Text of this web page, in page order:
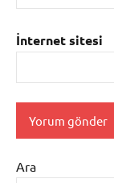
İnternet sitesi
Ara